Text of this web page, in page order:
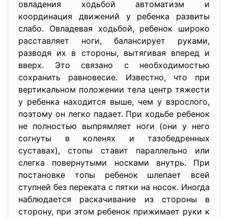
овладения ходьбой автоматизм и
координация движений у ре­бенка развиты
слабо. Овладевая ходьбой, ребенок широко
расстав­ляет ноги, балансирует руками,
разводя их в стороны, вытягивая вперед и
вверх. Это связано с необходимостью
сохранить равнове­сие. Известно, что при
вертикальном положении тела центр тяже­сти
у ребенка находится выше, чем у взрослого,
поэтому он легко падает. При ходьбе ребенок
не полностью выпрямляет ноги (они у него
согнуты в коленях и тазобедренных
суставах), стопы ставит параллельно или
слегка повернутыми носками внутрь. При
постановке топы ребенок шлепает всей
ступней без переката с пятки на носок. Иногда
наблюдается раскачивание из стороны в
сторону, при этом ребенок прижимает руки к